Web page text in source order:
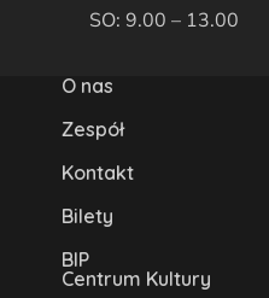
SO: 9.00 – 13.00
O nas
Zespół
Kontakt
Bilety
BIP
Centrum Kultury